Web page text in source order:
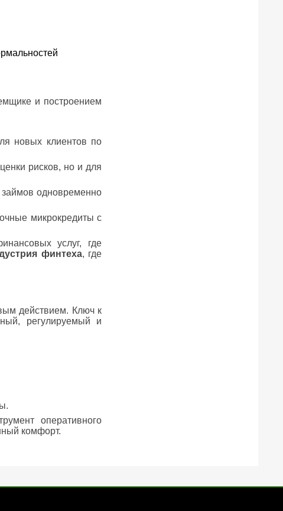
и построением
новых клиентов по
рисков, но и для
одновременно
микрокредиты с
услуг, где
финтеха, где
действием. Ключ к
регулируемый и
оперативного
комфорт.